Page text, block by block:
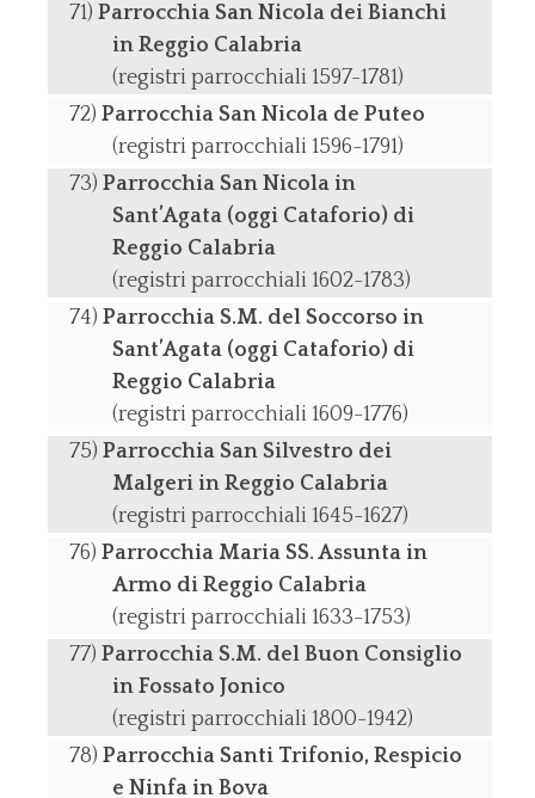
Parrocchia San Nicola dei Bianchi
in Reggio Calabria
(registri parrocchiali 1597-1781)
Parrocchia San Nicola de Puteo
(registri parrocchiali 1596-1791)
Parrocchia San Nicola in
Sant’Agata (oggi Cataforio) di
Reggio Calabria
(registri parrocchiali 1602-1783)
Parrocchia S.M. del Soccorso in
Sant’Agata (oggi Cataforio) di
Reggio Calabria
(registri parrocchiali 1609-1776)
Parrocchia San Silvestro dei
Malgeri in Reggio Calabria
(registri parrocchiali 1645-1627)
Parrocchia Maria SS. Assunta in
Armo di Reggio Calabria
(registri parrocchiali 1633-1753)
Parrocchia S.M. del Buon Consiglio
in Fossato Jonico
(registri parrocchiali 1800-1942)
Parrocchia Santi Trifonio, Respicio
e Ninfa in Bova